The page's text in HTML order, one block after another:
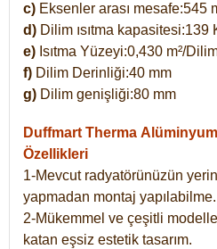
c) Eksenler arası mesafe:545
d) Dilim ısıtma kapasitesi:139
e) Isıtma Yüzeyi:0,430 m²/
f) Dilim Derinliği:40 mm
g) Dilim genişliği:80 mm
Duffmart Therma
Özellikleri
1-Mevcut radyatörünüzün
yapmadan montaj yapılabilme.
2-Mükemmel ve çeşitli
katan eşsiz estetik tasarım.